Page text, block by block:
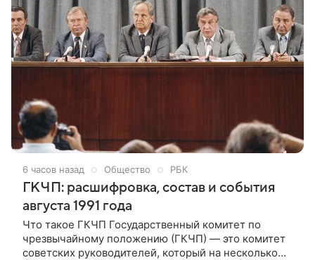
6 часов назад Общество РБК
ГКЧП: расшифровка, состав и события
августа 1991 года
Что такое ГКЧП Государственный комитет по
чрезвычайному положению (ГКЧП) — это комитет
советских руководителей, который на несколько